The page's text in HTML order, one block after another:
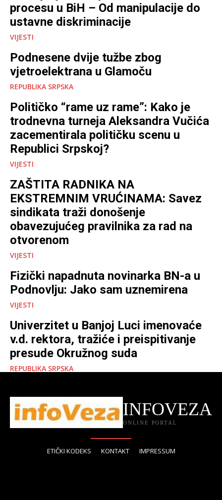
procesu u BiH – Od manipulacije do
ustavne diskriminacije
VIJESTI
Podnesene dvije tužbe zbog
vjetroelektrana u Glamoču
REPUBLIKA SRPSKA
Političko “rame uz rame”: Kako je
trodnevna turneja Aleksandra Vučića
zacementirala političku scenu u
Republici Srpskoj?
VIJESTI
ZAŠTITA RADNIKA NA
EKSTREMNIM VRUĆINAMA: Savez
sindikata traži donošenje
obavezujućeg pravilnika za rad na
otvorenom
VIJESTI
Fizički napadnuta novinarka BN-a u
Podnovlju: Jako sam uznemirena
VIJESTI
Univerzitet u Banjoj Luci imenovaće
v.d. rektora, tražiće i preispitivanje
presude Okružnog suda
REPUBLIKA SRPSKA
INFOVEZA
ONLINE PORTAL
ETIČKI KODEKS KONTAKT IMPRESSUM